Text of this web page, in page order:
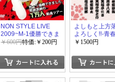
NON STYLE LIVE
2009~M-1優勝できま
した。感謝感謝の1万
￥600円特価:￥200円
よしもと上方
よろしく!!-青
組-
￥1500円